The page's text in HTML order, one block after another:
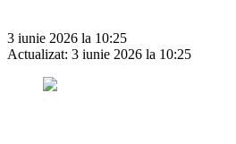
3 iunie 2026 la 10:25
Actualizat: 3 iunie 2026 la 10:25